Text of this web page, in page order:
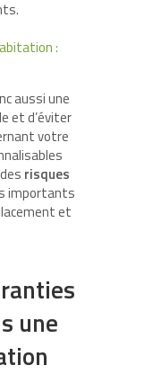
:
aussi une
et d’éviter
votre
risques
importants
et
une